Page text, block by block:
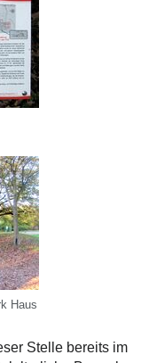
Haus
Stelle bereits im